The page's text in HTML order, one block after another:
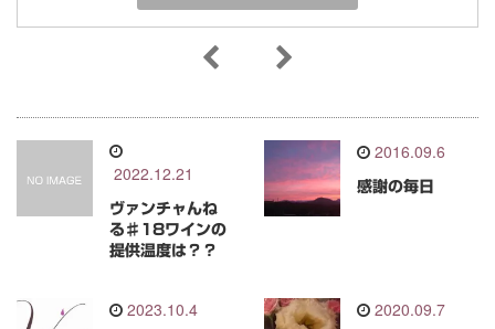
2022.12.21
ヴァンチャんね
る♯18ワインの
提供温度は？？
2016.09.6
感謝の毎日
2023.10.4 2020.09.7